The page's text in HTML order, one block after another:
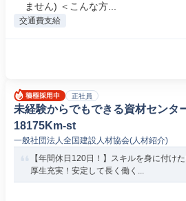
ません) ＜こんな方...
交通費支給
正社員
未経験からでもできる資材センタ
18175Km-st
一般社団法人全国建設人材協会(人材紹介)
【年間休日120日！】スキルを身に付け
厚生充実！安定して長く働く...